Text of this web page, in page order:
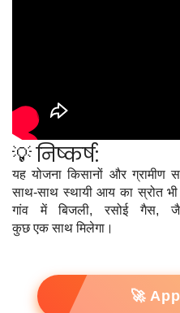
💡 निष्कर्ष:
यह योजना किसानों और ग्रामीण
साथ-साथ स्थायी आय का स्रोत
गांव में बिजली, रसोई गैस,
कुछ एक साथ मिलेगा।
🚀